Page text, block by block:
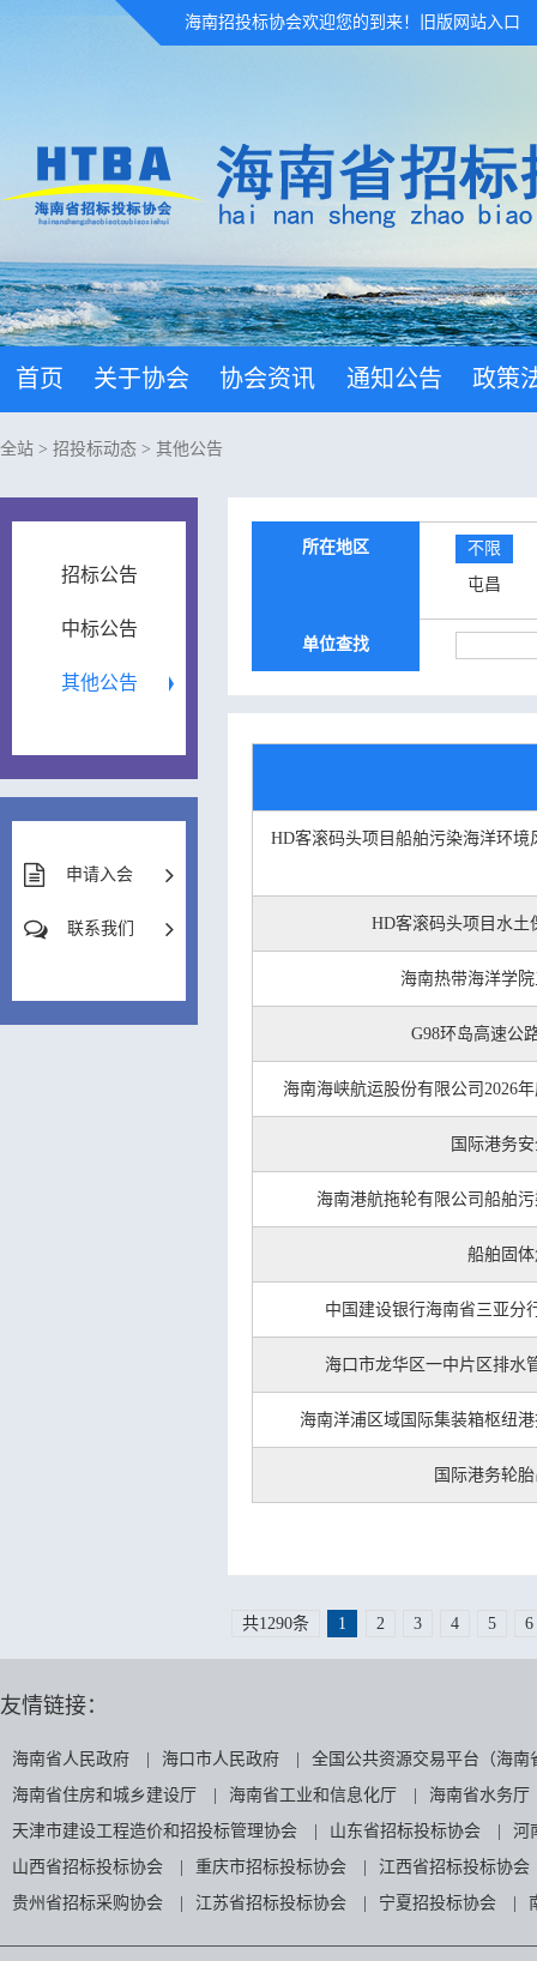
海南招投标协会欢迎您的到来！ 旧版网站入口
首页 关于协会 协会资讯 通知公告 政策
全站 > 招投标动态 > 其他公告
招标公告
中标公告
其他公告
申请入会
联系我们
所在地区
不限
屯昌
单位查找
HD客滚码头项目船舶污染海洋环
HD客滚码头项目水土
海南热带海洋学
G98环岛高速公
海南海峡航运股份有限公司2026
国际港务
海南港航拖轮有限公司船舶
船舶固
中国建设银行海南省三亚分
海口市龙华区一中片区排水
海南洋浦区域国际集装箱枢纽
国际港务轮
共1290条 1 2 3 4 5 6
友情链接：
海南省人民政府 海口市人民政府
全国公共资源交易平台（海南
海南省住房和城乡建设厅
海南省工业和信息化厅
海南省水务厅
天津市建设工程造价和招投标管理协会
山东省招标投标协会
河
山西省招标投标协会
重庆市招标投标协会
江西省招标投标协会
贵州省招标采购协会
江苏省招标投标协会 宁夏招投标协会